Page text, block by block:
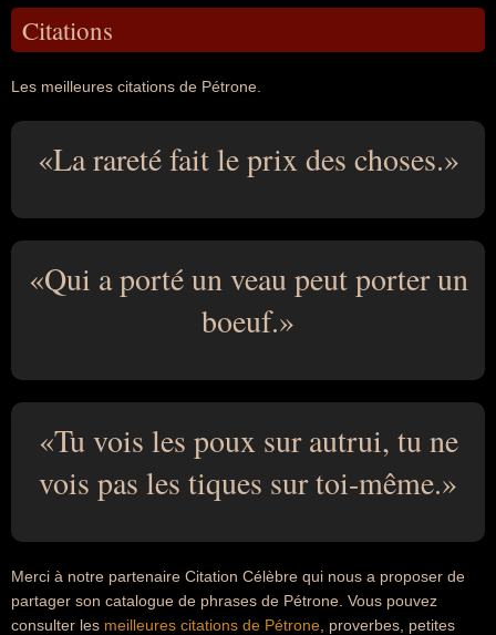
Citations
Les meilleures citations de Pétrone.
La rareté fait le prix des choses.
Qui a porté un veau peut porter un
boeuf.
Tu vois les poux sur autrui, tu ne
vois pas les tiques sur toi-même.
Merci à notre partenaire Citation Célèbre qui nous a proposer de
partager son catalogue de phrases de Pétrone. Vous pouvez
consulter les meilleures citations de Pétrone , proverbes, petites